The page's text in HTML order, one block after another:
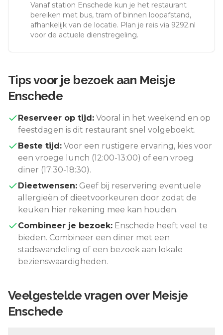
Vanaf station Enschede kun je het restaurant
bereiken met bus, tram of binnen loopafstand,
afhankelijk van de locatie. Plan je reis via 9292.nl
voor de actuele dienstregeling.
Tips voor je bezoek aan Meisje
Enschede
Reserveer op tijd: Vooral in het weekend en op
feestdagen is dit restaurant snel volgeboekt.
Beste tijd: Voor een rustigere ervaring, kies voor
een vroege lunch (12:00-13:00) of een vroeg
diner (17:30-18:30).
Dieetwensen: Geef bij reservering eventuele
allergieën of dieetvoorkeuren door zodat de
keuken hier rekening mee kan houden.
Combineer je bezoek: Enschede heeft veel te
bieden. Combineer een diner met een
stadswandeling of een bezoek aan lokale
bezienswaardigheden.
Veelgestelde vragen over Meisje
Enschede